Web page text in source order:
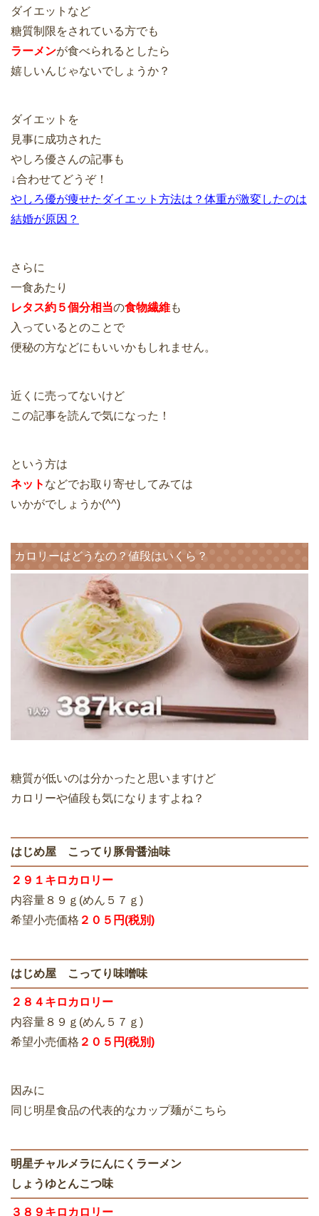
ダイエットなど
糖質制限をされている方でも
ラーメンが食べられるとしたら
嬉しいんじゃないでしょうか？
ダイエットを
見事に成功された
やしろ優さんの記事も
↓合わせてどうぞ！
やしろ優が痩せたダイエット方法は？体重が激変したのは
結婚が原因？
さらに
一食あたり
レタス約５個分相当の食物繊維も
入っているとのことで
便秘の方などにもいいかもしれません。
近くに売ってないけど
この記事を読んで気になった！
という方は
ネット などでお取り寄せしてみては
いかがでしょうか(^^)
カロリーはどうなの？値段はいくら？
糖質が低いのは分かったと思いますけど
カロリーや値段も気になりますよね？
はじめ屋 こってり豚骨醤油味
２９１キロカロリー
内容量８９ｇ(めん５７ｇ)
希望小売価格 ２０５円(税別)
はじめ屋 こってり味噌味
２８４キロカロリー
内容量８９ｇ(めん５７ｇ)
希望小売価格 ２０５円(税別)
因みに
同じ明星食品の代表的なカップ麺がこちら
明星チャルメラにんにくラーメン
しょうゆとんこつ味
３８９キロカロリー